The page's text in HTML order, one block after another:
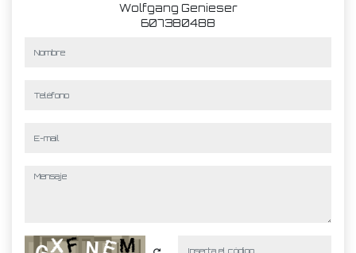
Wolfgang Genieser
607380488
mensaje
Captcha